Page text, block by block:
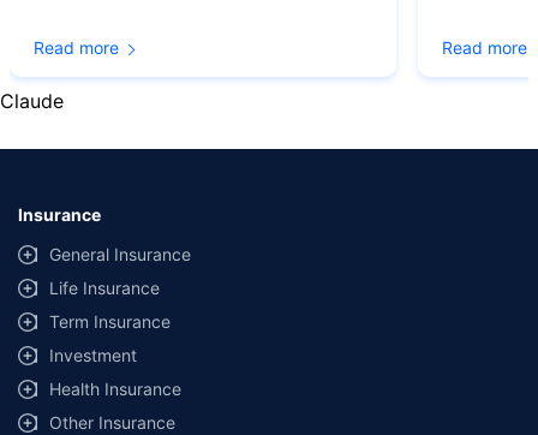
Read more Read more
Claude
Insurance
General Insurance
Life Insurance
Term Insurance
Investment
Health Insurance
Other Insurance